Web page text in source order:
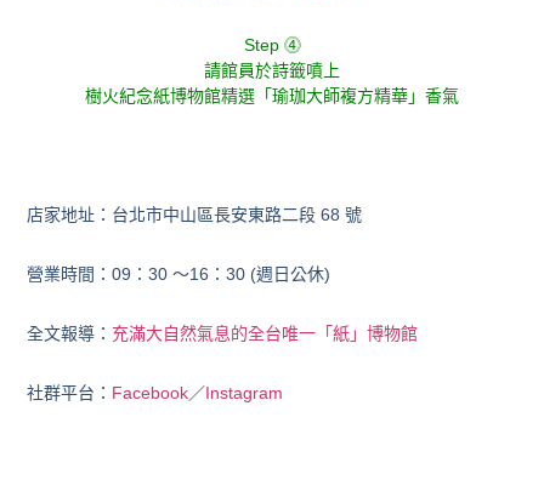
Step ⓸
請館員於詩籤噴上
樹火紀念紙博物館精選「瑜珈大師複方精華」香氣
店家地址：台北市中山區長安東路二段 68 號
營業時間：09：30 ～16：30 (週日公休)
全文報導： 充滿大自然氣息的全台唯一「紙」博物館
社群平台： Facebook／Instagram